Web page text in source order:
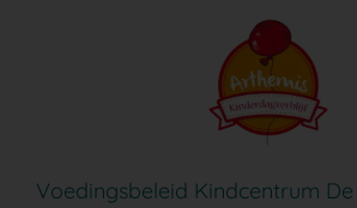
Voedingsbeleid Kindcentrum